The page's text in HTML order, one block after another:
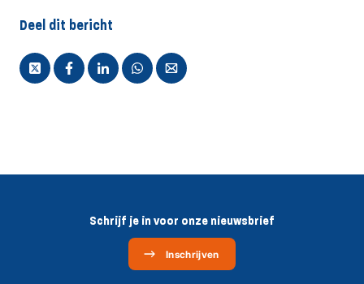
Deel dit bericht
Schrijf je in voor onze nieuwsbrief
Inschrijven